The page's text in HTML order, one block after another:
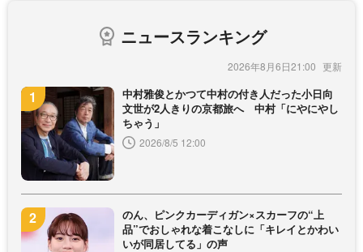
ニュースランキング
2026年8月6日21:00
中村雅俊とかつて中村の付き人だった小日向
文世が2人きりの京都旅へ 中村「にやにやし
ちゃう」
2026/8/5 12:00
のん、ピンクカーディガン×スカーフの“上
品”でおしゃれな着こなしに「キレイとかわい
いが同居してる」の声